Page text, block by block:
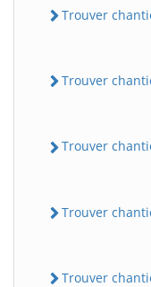
Trouver
Trouver
Trouver
Trouver
Trouver